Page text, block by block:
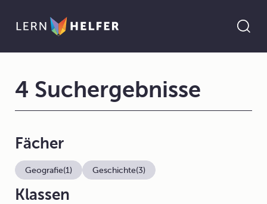
4 Suchergebnisse
Fächer
Geografie(1) Geschichte(3)
Klassen